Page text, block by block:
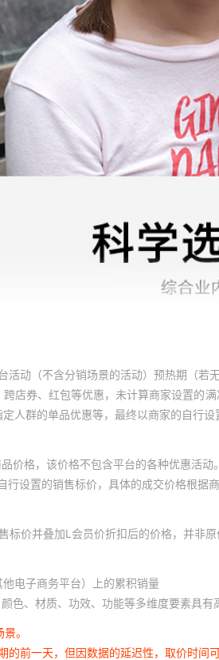
活动（不含分销场景的活动）预热期（
店券、红包等优惠，未计算商家设置的
人群的单品优惠等，最终以商家的自行
价格，该价格不包含平台的各种优惠活
设置的销售标价，具体的成交价格根据
价并叠加L会员价折扣后的价格，并非原
电子商务平台）上的累积销量
色、材质、功效、功能等多维度要素具
。
前一天，但因数据的延迟性，取价时间